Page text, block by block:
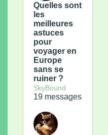
Quelles sont
les
meilleures
astuces
pour
voyager en
Europe
sans se
ruiner ?
SkyBound
19 messages